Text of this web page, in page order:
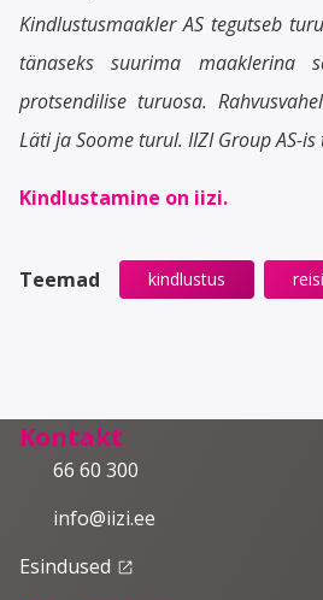
Kindlustusmaakler AS tegutseb
tänaseks suurima maaklerina
protsendilise turuosa.
Läti ja Soome turul. IIZI Group AS-
Kindlustamine on iizi.
Teemad kindlustus
Kontakt
66 60 300
info@iizi.ee
Esindused launch